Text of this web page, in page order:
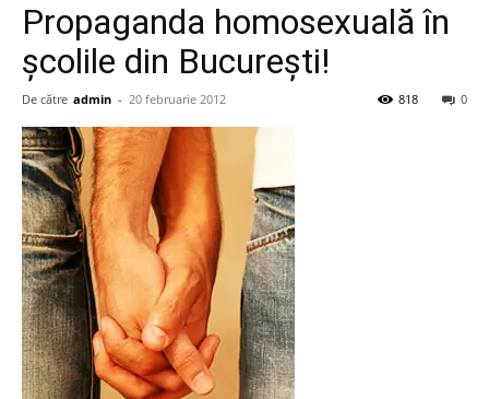
Propaganda homosexuală în
şcolile din Bucureşti!
De către admin - 20 februarie 2012 0
818